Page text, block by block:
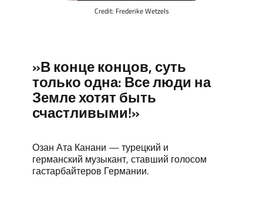
»В конце концов, суть
только одна: Все люди на
Земле хотят быть
счастливыми!»
Озан Ата Канани — турецкий и
германский музыкант, ставший голосом
гастарбайтеров Германии.
Credit: Frederike Wetzels